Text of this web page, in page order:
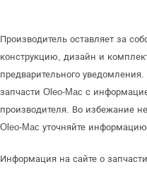
Производитель оставляет за
конструкцию, дизайн и
предварительного
запчасти Oleo-Mac с
производителя. Во избежание
Oleo-Mac уточняйте информацию
Информация на сайте о